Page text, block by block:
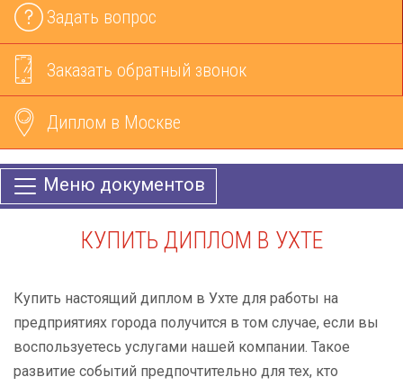
Задать вопрос
Заказать обратный звонок
Диплом в Москве
Меню документов
КУПИТЬ ДИПЛОМ В УХТЕ
Купить настоящий диплом в Ухте для работы на
предприятиях города получится в том случае, если вы
воспользуетесь услугами нашей компании. Такое
развитие событий предпочтительно для тех, кто